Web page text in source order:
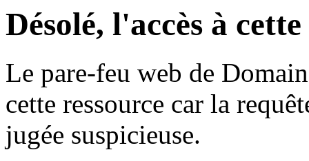
Désolé, l'accès à
Le pare-feu web de
cette ressource car la
jugée suspicieuse.